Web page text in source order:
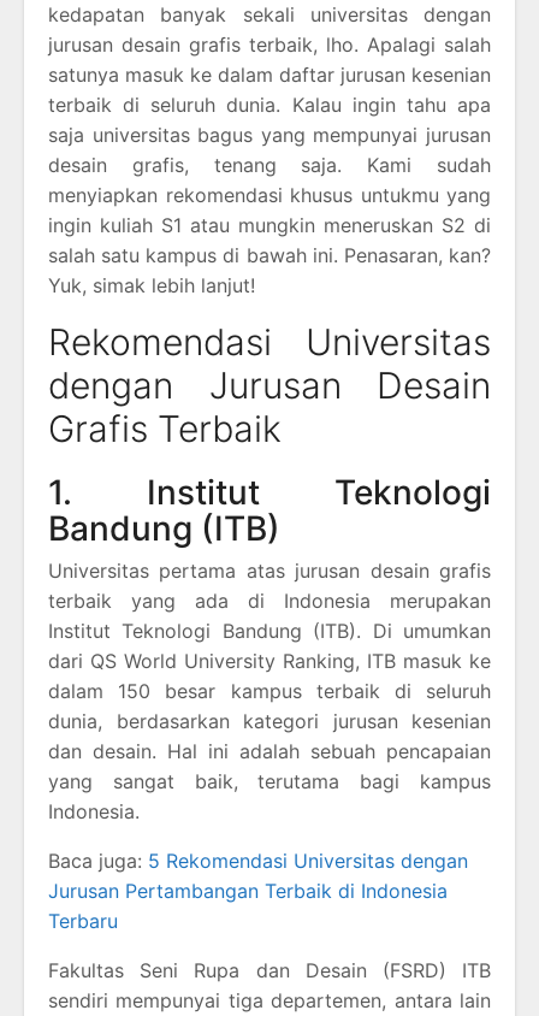
kedapatan banyak sekali universitas dengan
jurusan desain grafis terbaik, lho. Apalagi salah
satunya masuk ke dalam daftar jurusan kesenian
terbaik di seluruh dunia. Kalau ingin tahu apa
saja universitas bagus yang mempunyai jurusan
desain grafis, tenang saja. Kami sudah
menyiapkan rekomendasi khusus untukmu yang
ingin kuliah S1 atau mungkin meneruskan S2 di
salah satu kampus di bawah ini. Penasaran, kan?
Yuk, simak lebih lanjut!
Rekomendasi Universitas
dengan Jurusan Desain
Grafis Terbaik
1. Institut Teknologi
Bandung (ITB)
Universitas pertama atas jurusan desain grafis
terbaik yang ada di Indonesia merupakan
Institut Teknologi Bandung (ITB). Di umumkan
dari QS World University Ranking, ITB masuk ke
dalam 150 besar kampus terbaik di seluruh
dunia, berdasarkan kategori jurusan kesenian
dan desain. Hal ini adalah sebuah pencapaian
yang sangat baik, terutama bagi kampus
Indonesia.
Baca juga: 5 Rekomendasi Universitas dengan
Jurusan Pertambangan Terbaik di Indonesia
Terbaru
Fakultas Seni Rupa dan Desain (FSRD) ITB
sendiri mempunyai tiga departemen, antara lain